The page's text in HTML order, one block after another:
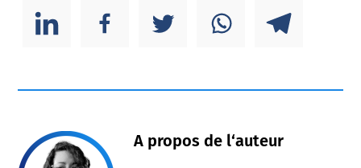
A propos de l‘auteur